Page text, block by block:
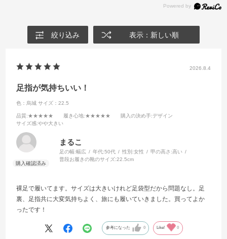
絞り込み 表示：新しい順
2026.8.4
足指が気持ちいい！
色：烏城 サイズ：22.5
品質:★★★★★ 履き心地:★★★★★ 購入の決め手:デザイン
サイズ感:やや大きい
まるこ
足の幅:幅広 年代:50代 性別:女性 甲の高さ:高い
普段お履きの靴のサイズ:22.5cm
裸足で履いてます。サイズは大きいけれど足袋型だから問題なし。足
裏、足指共に大変気持ちよく、旅にも履いていきました。買ってよか
ったです！
参考になった 0 Like! 0